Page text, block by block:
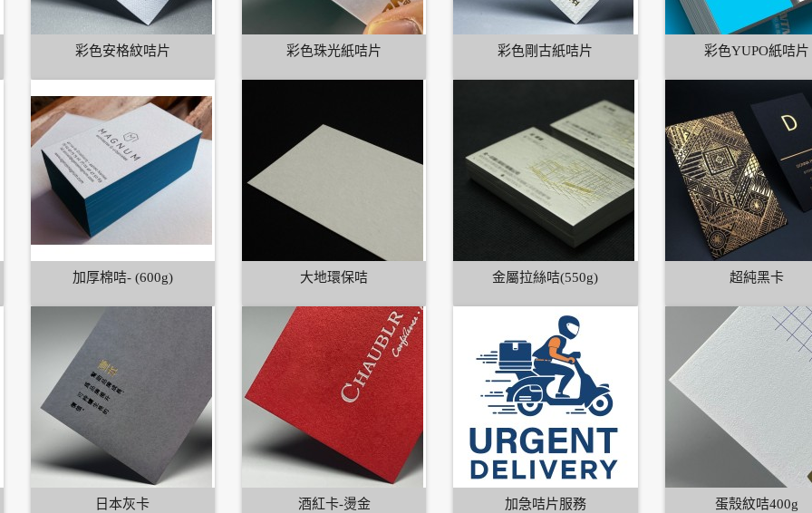
彩色安格紋咭片 彩色珠光紙咭片 彩色剛古紙咭片 彩色YUPO紙咭片
加厚棉咭- (600g) 大地環保咭 金屬拉絲咭(550g) 超純黑卡
日本灰卡 酒紅卡-燙金 加急咭片服務 蛋殼紋咭400g